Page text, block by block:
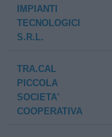
IMPIANTI
TECNOLOGICI
S.R.L.
TRA.CAL
PICCOLA
SOCIETA'
COOPERATIVA